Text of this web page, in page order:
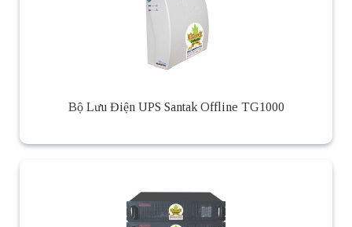
Bộ Lưu Điện UPS Santak Offline TG1000